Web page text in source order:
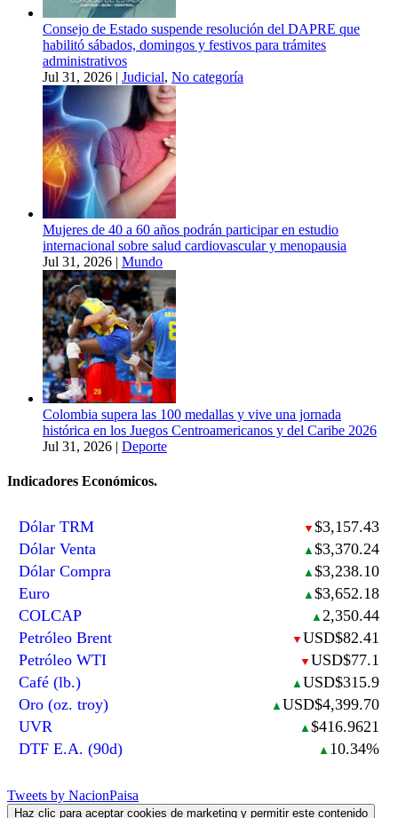
Consejo de Estado suspende resolución del DAPRE que
habilitó sábados, domingos y festivos para trámites
administrativos
Jul 31, 2026 | Judicial, No categoría
Mujeres de 40 a 60 años podrán participar en estudio
internacional sobre salud cardiovascular y menopausia
Jul 31, 2026 | Mundo
Colombia supera las 100 medallas y vive una jornada
histórica en los Juegos Centroamericanos y del Caribe 2026
Jul 31, 2026 | Deporte
Indicadores Económicos.
Dólar TRM ▼ $3,157.43
Dólar Venta
▲ $3,370.24
Dólar Compra
▲ $3,238.10
Euro
▲ $3,652.18
COLCAP
▲ 2,350.44
Petróleo Brent
▼ USD$82.41
Petróleo WTI
▼ USD$77.1
Café (lb.)
▲ USD$315.9
Oro (oz. troy)
▲ USD$4,399.70
UVR
▲ $416.9621
DTF E.A. (90d)
▲ 10.34%
Tweets by NacionPaisa
Haz clic para aceptar cookies de marketing y permitir este contenido